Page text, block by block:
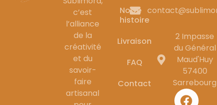
c’est
l’alliance
de la
créativité
et du
savoir-
faire
artisanal
Notre
histoire
Livraison
FAQ
Contact
2 Impasse
du Général
Maud'Huy
57400
Sarrebourg